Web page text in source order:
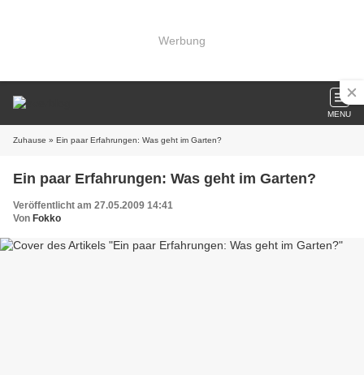
Werbung
MENU
Zuhause » Ein paar Erfahrungen: Was geht im Garten?
Ein paar Erfahrungen: Was geht im Garten?
Veröffentlicht am 27.05.2009 14:41
Von Fokko